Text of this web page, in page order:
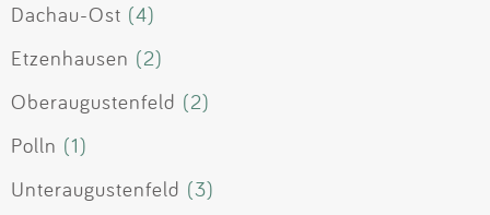
Dachau-Ost (4)
Etzenhausen (2)
Oberaugustenfeld (2)
Polln (1)
Unteraugustenfeld (3)